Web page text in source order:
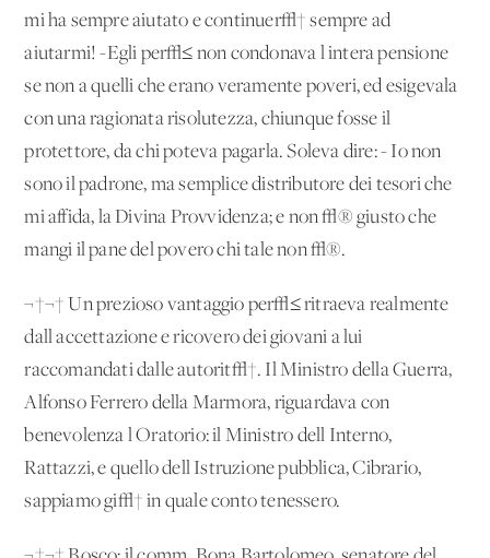
mi ha sempre aiutato e continuer√† sempre ad
aiutarmi! -Egli per√≤ non condonava l'intera pensione
se non a quelli che erano veramente poveri, ed esigevala
con una ragionata risolutezza, chiunque fosse il
protettore, da chi poteva pagarla. Soleva dire: - Io non
sono il padrone, ma semplice distributore dei tesori che
mi affida, la Divina Provvidenza; e non √® giusto che
mangi il pane del povero chi tale non √®.
¬†¬† Un prezioso vantaggio per√≤ ritraeva realmente
dall'accettazione e ricovero dei giovani a lui
raccomandati dalle autorit√†. Il Ministro della Guerra,
Alfonso Ferrero della Marmora, riguardava con
benevolenza l'Oratorio: il Ministro dell'Interno,
Rattazzi, e quello dell'Istruzione pubblica, Cibrario,
sappiamo gi√† in quale conto tenessero.